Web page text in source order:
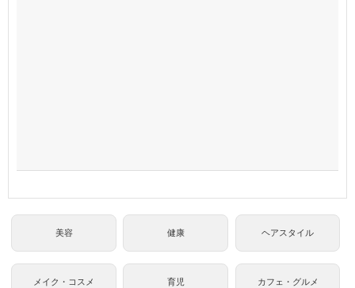
美容 健康 ヘアスタイル
メイク・コスメ 育児 カフェ・グルメ